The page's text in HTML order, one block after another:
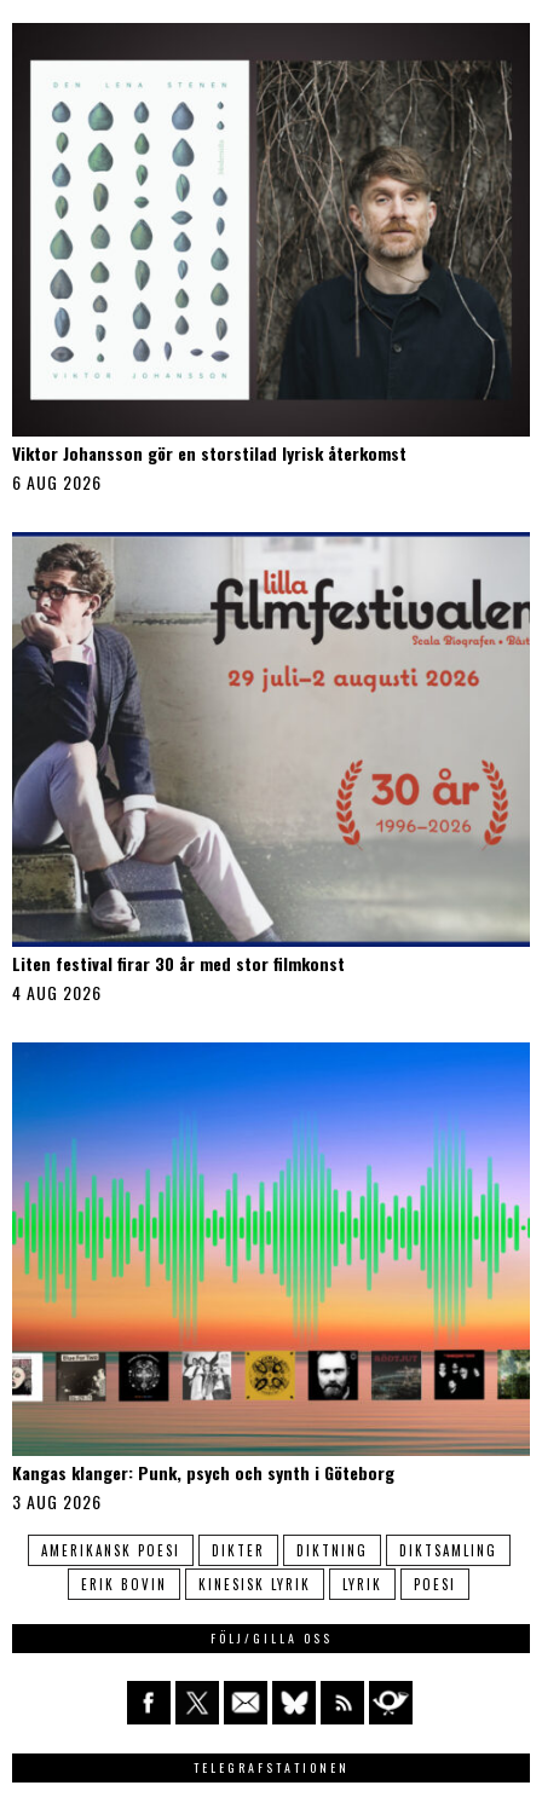
Viktor Johansson gör en storstilad lyrisk återkomst
6 AUG 2026
Liten festival firar 30 år med stor filmkonst
4 AUG 2026
Kangas klanger: Punk, psych och synth i Göteborg
3 AUG 2026
AMERIKANSK POESI DIKTER DIKTNING
DIKTSAMLING
ERIK BOVIN
KINESISK LYRIK LYRIK POESI
FÖLJ/GILLA OSS
TELEGRAFSTATIONEN